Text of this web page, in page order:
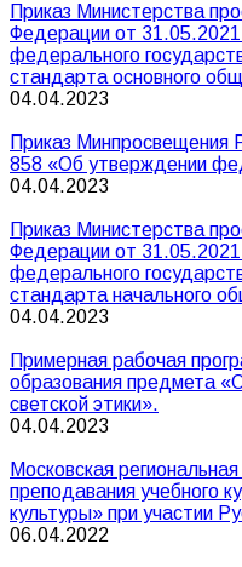
Приказ Министерства
Федерации от
федерального
стандарта основного
04.04.2023
Приказ Минпросвещения
858 «Об утверждении
04.04.2023
Приказ Министерства
Федерации от
федерального
стандарта начального
04.04.2023
Примерная рабочая
образования предмета
светской этики».
04.04.2023
Московская
преподавания учебного
культуры» при участии
06.04.2022